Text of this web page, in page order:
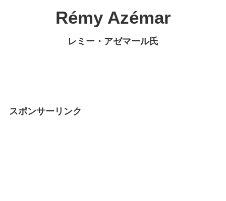
Rémy Azémar
レミー・アゼマール氏
スポンサーリンク